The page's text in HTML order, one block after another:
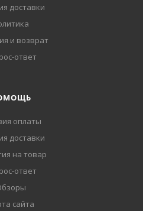
доставки
и возврат
ответ
оплаты
доставки
на товар
ответ
сайта